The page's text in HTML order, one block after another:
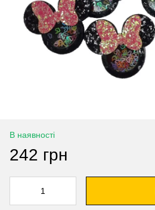
В наявності
242 грн